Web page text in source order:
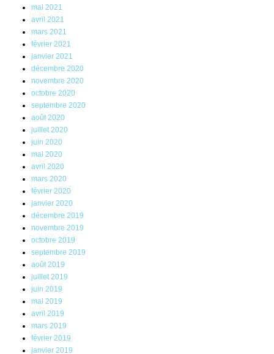
mai 2021
avril 2021
mars 2021
février 2021
janvier 2021
décembre 2020
novembre 2020
octobre 2020
septembre 2020
août 2020
juillet 2020
juin 2020
mai 2020
avril 2020
mars 2020
février 2020
janvier 2020
décembre 2019
novembre 2019
octobre 2019
septembre 2019
août 2019
juillet 2019
juin 2019
mai 2019
avril 2019
mars 2019
février 2019
janvier 2019